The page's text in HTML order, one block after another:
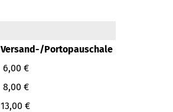
Versand-/Portopauschale
6,00 €
8,00 €
13,00 €